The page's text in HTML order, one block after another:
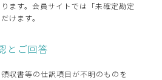
ます。会員サイトでは「未確定勘定
けます。
とご回答
収書等の仕訳項目が不明のものを